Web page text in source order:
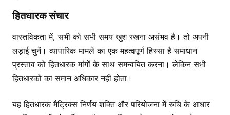
हितधारक संचार
वास्तविकता में, सभी को सभी समय खुश रखना असंभव है। तो अपनी
लड़ाई चुनें। व्यापारिक मामले का एक महत्वपूर्ण हिस्सा है समाधान
प्रस्ताव को हितधारक मांगों के साथ समन्वयित करना। लेकिन सभी
हितधारकों का समान अधिकार नहीं होता।
यह हितधारक मैट्रिक्स निर्णय शक्ति और परियोजना में रुचि के आधार